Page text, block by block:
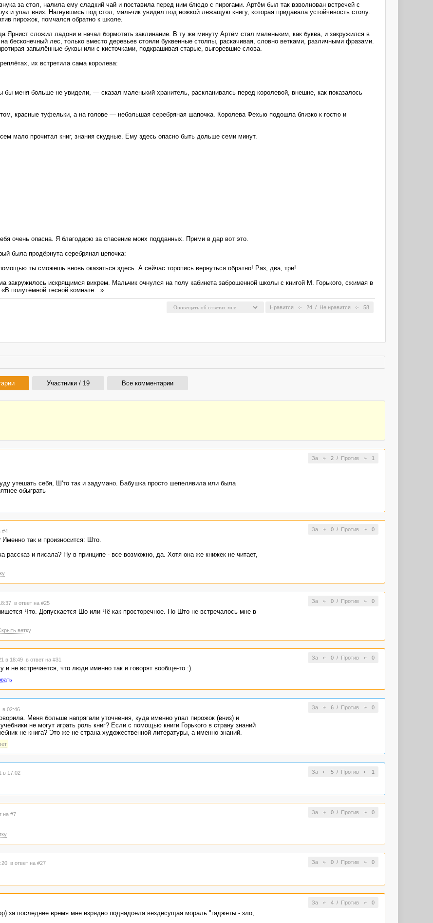
за стол, налила ему сладкий чай и поставила перед ним блюдо с пирогами. Артём был так взволнован встречей с
и упал вниз. Нагнувшись под стол, мальчик увидел под ножкой лежащую книгу, которая придавала устойчивость столу.
пирожок, помчался обратно к школе.
Ярнист сложил ладони и начал бормотать заклинание. В ту же минуту Артём стал маленьким, как буква, и закружился в
бесконечный лес, только вместо деревьев стояли буквенные столпы, раскачивая, словно ветками, различными фразами.
запылённые буквы или с кисточками, подкрашивая старые, выгоревшие слова.
их встретила сама королева:
меня больше не увидели, — сказал маленький хранитель, раскланиваясь перед королевой, внешне, как показалось
красные туфельки, а на голове — небольшая серебряная шапочка. Королева Фехью подошла близко к гостю и
мало прочитал книг, знания скудные. Ему здесь опасно быть дольше семи минут.
очень опасна. Я благодарю за спасение моих подданных. Прими в дар вот это.
была продёрнута серебряная цепочка:
ты сможешь вновь оказаться здесь. А сейчас торопись вернуться обратно! Раз, два, три!
закружилось искрящимся вихрем. Мальчик очнулся на полу кабинета заброшенной школы с книгой М. Горького, сжимая в
полутёмной тесной комнате…»
Нравится 24 / Не нравится 58
Участники / 19 Все комментарии
За 2/ Против 1
утешать себя, Ш'то так и задумано. Бабушка просто шепелявила или была
обыграть
За 0/ Против 0
#4
так и произносится: Што.
рассказ и писала? Ну в принципе - все возможно, да. Хотя она же книжек не читает,
За 0/ Против 0
в ответ на #25
Что. Допускается Шо или Чё как просторечное. Но Што не встречалось мне в
ветку
За 0/ Против 0
в 18:49 в ответ на #31
и не встречается, что люди именно так и говорят вообще-то :).
За 6/ Против 0
в 02:46
Меня больше напрягали уточнения, куда именно упал пирожок (вниз) и
не могут играть роль книг? Если с помощью книги Горького в страну знаний
не книга? Это же не страна художественной литературы, а именно знаний.
За 5/ Против 1
в 17:02
За 0/ Против 0
на #7
За 0/ Против 0
в ответ на #27
За 4/ Против 0
за последнее время мне изрядно поднадоела вездесущая мораль "гаджеты - зло,